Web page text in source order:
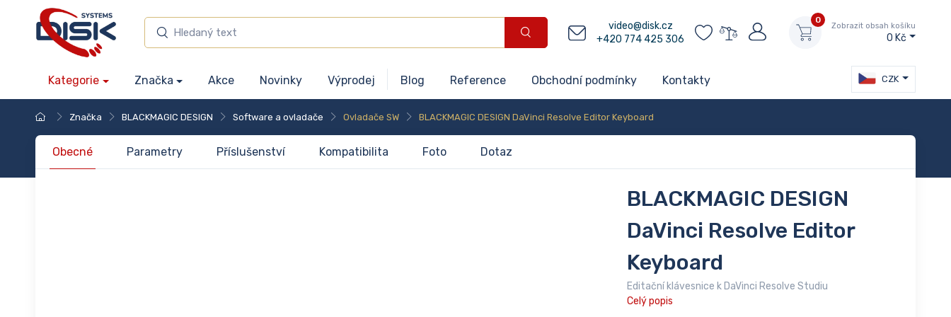
video@disk.cz
+420 774 425 306
0
Zobrazit obsah košíku
0 Kč
Kategorie Značka Akce Novinky Výprodej Blog Reference Obchodní podmínky Kontakty CZK
Značka BLACKMAGIC DESIGN Software a ovladače Ovladače SW BLACKMAGIC DESIGN DaVinci Resolve Editor Keyboard
Obecné Parametry Příslušenství Kompatibilita Foto Dotaz
BLACKMAGIC DESIGN
DaVinci Resolve Editor
Keyboard
Editační klávesnice k DaVinci Resolve Studiu
Celý popis